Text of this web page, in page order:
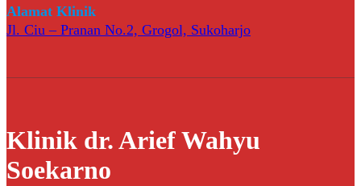
Alamat Klinik
Jl. Ciu – Pranan No.2, Grogol, Sukoharjo
Klinik dr. Arief Wahyu
Soekarno